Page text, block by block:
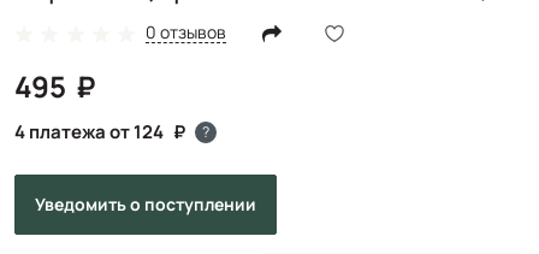
0 отзывов
495
4 платежа от 124 ?
Уведомитьо поступлении